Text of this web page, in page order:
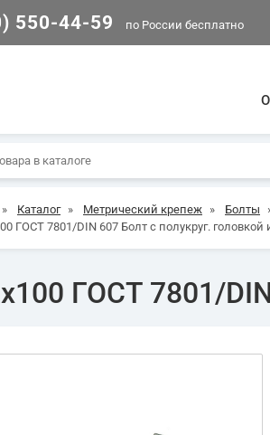
550-44-59 по России бесплатно
» Каталог » Метрический крепеж » Болты
ГОСТ 7801/DIN 607 Болт с полукруг. головкой
ГОСТ 7801/